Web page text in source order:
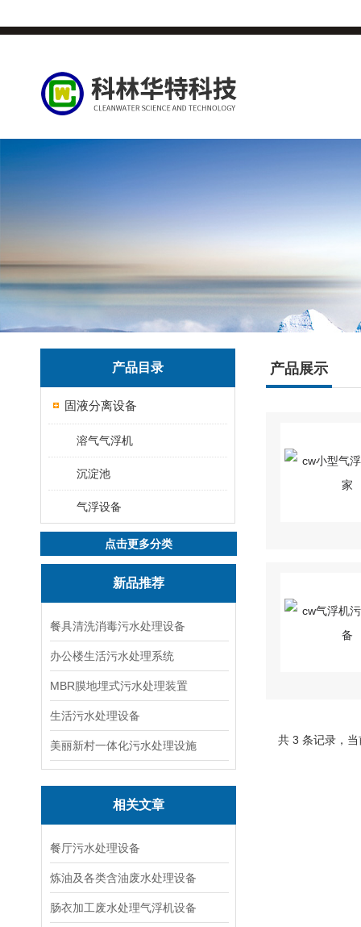
产品目录
固液分离设备
溶气气浮机
沉淀池
气浮设备
点击更多分类
新品推荐
餐具清洗消毒污水处理设备
办公楼生活污水处理系统
MBR膜地埋式污水处理装置
生活污水处理设备
美丽新村一体化污水处理设施
相关文章
餐厅污水处理设备
炼油及各类含油废水处理设备
肠衣加工废水处理气浮机设备
产品展示
共 3 条记录，